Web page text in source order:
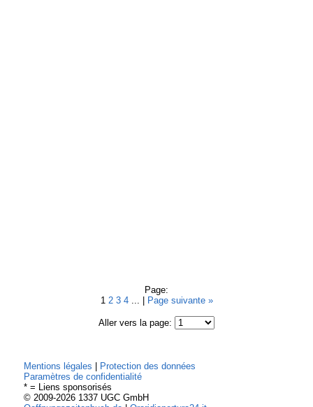
Page:
1 2 3 4 ... | Page suivante »
Aller vers la page:
Mentions légales
Protection des données
Paramètres de confidentialité
* = Liens sponsorisés
© 2009-2026 1337 UGC GmbH